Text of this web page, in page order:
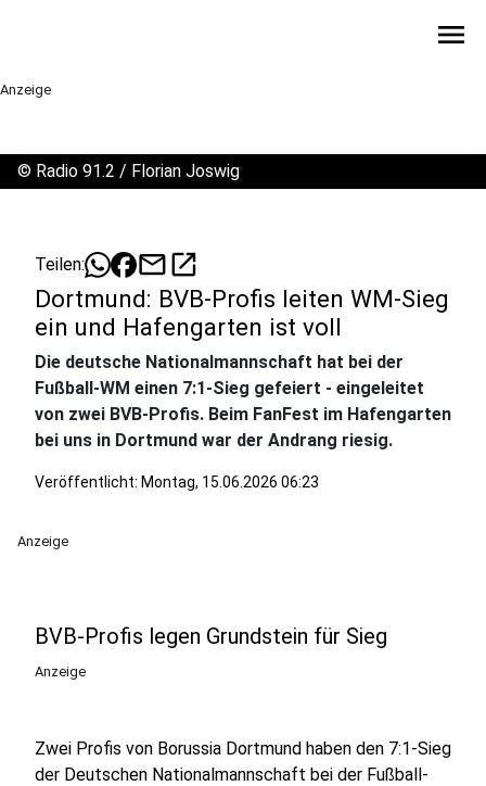
menu
Anzeige
© Radio 91.2 / Florian Joswig
Teilen: mailopen_in_new
Dortmund: BVB-Profis leiten WM-Sieg
ein und Hafengarten ist voll
Die deutsche Nationalmannschaft hat bei der
Fußball-WM einen 7:1-Sieg gefeiert - eingeleitet
von zwei BVB-Profis. Beim FanFest im Hafengarten
bei uns in Dortmund war der Andrang riesig.
Veröffentlicht: Montag, 15.06.2026 06:23
Anzeige
BVB-Profis legen Grundstein für Sieg
Anzeige
Zwei Profis von Borussia Dortmund haben den 7:1-Sieg
der Deutschen Nationalmannschaft bei der Fußball-